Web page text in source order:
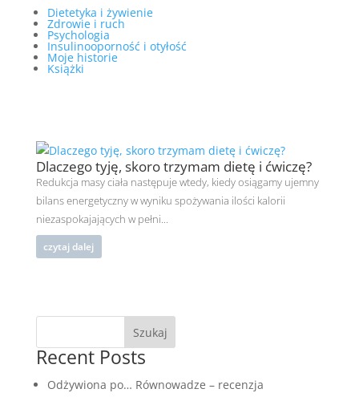
Dietetyka i żywienie
Zdrowie i ruch
Psychologia
Insulinooporność i otyłość
Moje historie
Książki
Dlaczego tyję, skoro trzymam dietę i ćwiczę?
Redukcja masy ciała następuje wtedy, kiedy osiągamy ujemny
bilans energetyczny w wyniku spożywania ilości kalorii
niezaspokajających w pełni...
czytaj dalej
Szukaj
Recent Posts
Odżywiona po… Równowadze – recenzja